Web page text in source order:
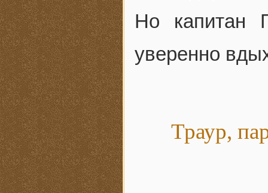
Но капитан
уверенно
Траур,